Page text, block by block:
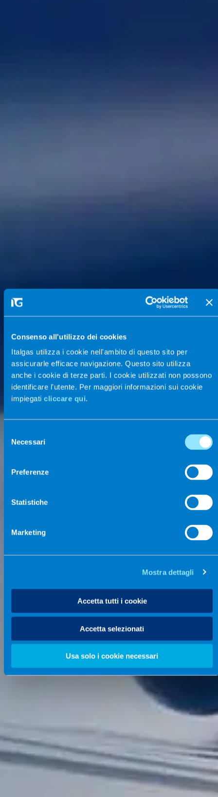
Consenso all'utilizzo dei cookies
Italgas utilizza i cookie nell'ambito di questo sito per
assicurarle efficace navigazione. Questo sito utilizza
anche i cookie di terze parti. I cookie utilizzati non possono
identificare l'utente. Per maggiori informazioni sui cookie
impiegati cliccare qui.
delNecessari
Preferenze
Statistiche
Marketing
Mostra dettagli
Accetta tutti i cookie
Accetta selezionati
Usa solo i cookie necessari